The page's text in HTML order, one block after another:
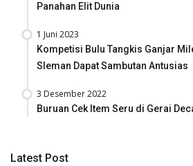
Panahan Elit Dunia
1 Juni 2023
Kompetisi Bulu Tangkis Ganjar
Sleman Dapat Sambutan Antusias
3 Desember 2022
Buruan Cek Item Seru di Gerai
Latest Post